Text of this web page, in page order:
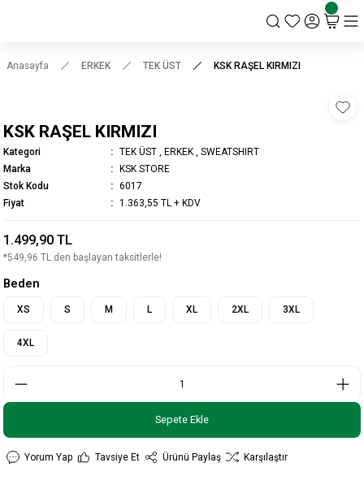
Anasayfa ERKEK TEK ÜST KSK RAŞEL KIRMIZI
KSK RAŞEL KIRMIZI
Kategori TEK ÜST ERKEK
SWEATSHIRT
Marka
KSK STORE
Stok Kodu
6017
Fiyat
1.363,55 TL + KDV
1.499,90 TL
*549,96 TL den başlayan taksitlerle!
Beden
XS S M L XL 2XL 3XL
4XL
Sepete Ekle
Yorum Yap Tavsiye Et Ürünü Paylaş Karşılaştır